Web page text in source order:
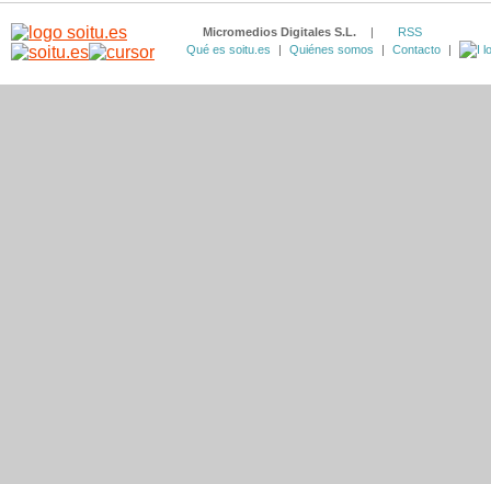
Micromedios Digitales S.L. |
RSS
Qué es soitu.es
| Quiénes somos | Contacto |